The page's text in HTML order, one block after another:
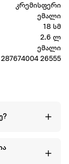
კრემისფერი
ემალი
18 სმ
2.6 ლ
ემალი
287674004 26555